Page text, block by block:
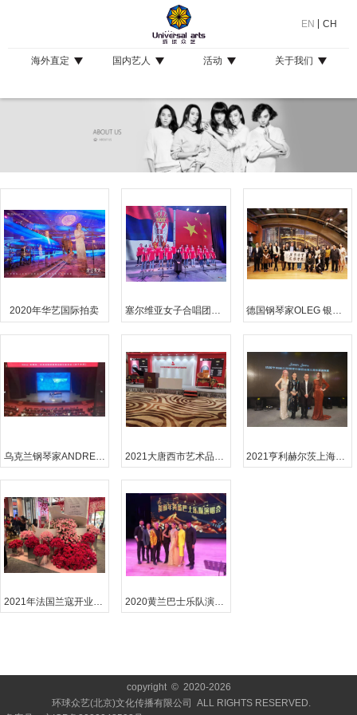
EN CH
海外直定 国内艺人 活动 关于我们
2020年华艺国际拍卖 塞尔维亚女子合唱团淮安文化馆演出 德国钢琴家OLEG 银泰中心音乐沙龙
乌克兰钢琴家ANDREY钢琴讲座与音乐会
2021年法国兰寇开业活动 2020黄兰巴士乐队演唱会
copyright © 2020-2026
环球众艺(北京)文化传播有限公司 ALL RIGHTS RESERVED.